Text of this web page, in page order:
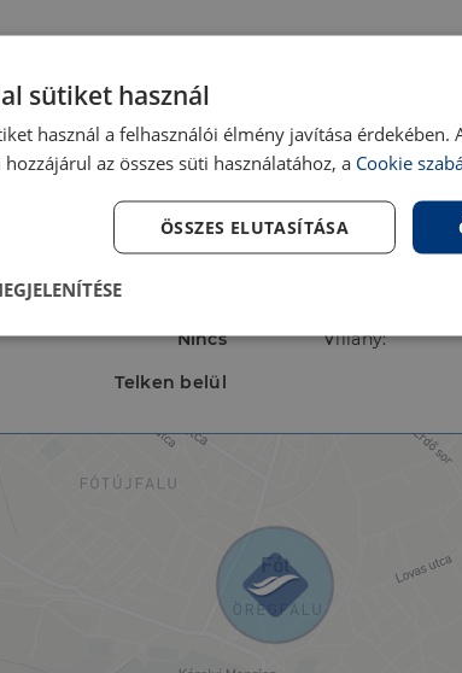
Napfényes Nézet:
Mennyezeti hűtés-
hűtés-fűtés,Padlófűtés
Szerkezet:
Nincs Villany:
Telken belül
sütiket használ
használ a felhasználói élmény javítása érdekében.
az összes süti használatához, a Cookie
ÖSSZES ELUTASÍTÁSA
Teljesítmény Célzás
Teljesítmény
szükséges sütik lehetővé teszik a webhely alapvető funkcióit, például a
nem használható megfelelően az elengedhetetlenül szükséges sütik